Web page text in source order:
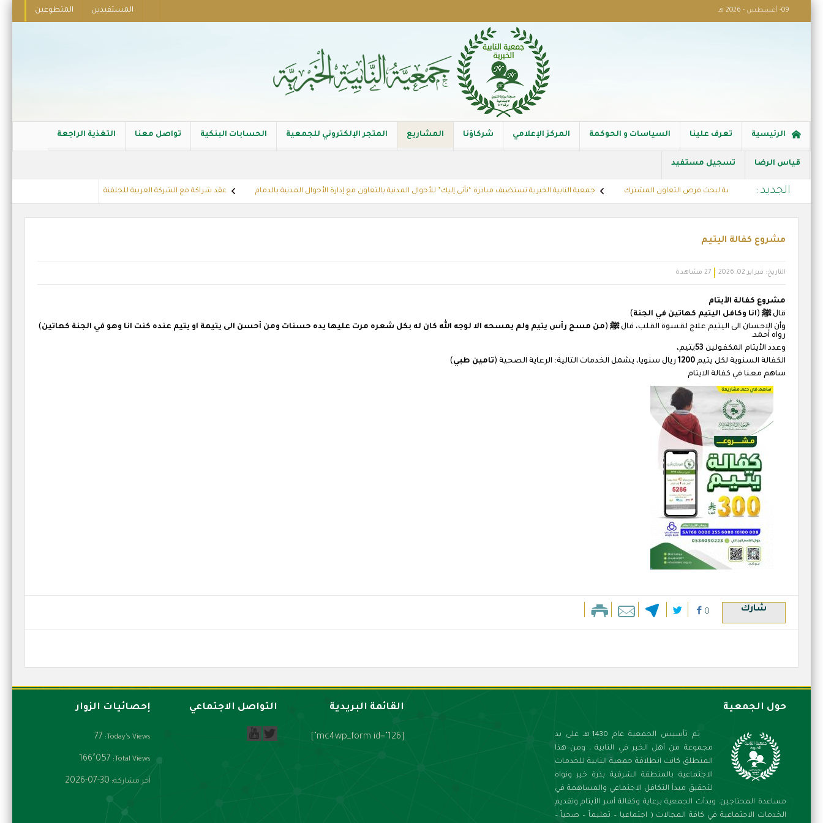
09- أغسطس - 2026 هـ المستفيدين المتطوعين
الرئيسية تعرف علينا السياسات و الحوكمة المركز الإعلامي شركاؤنا المشاريع المتجر الإلكتروني للجمعية الحسابات البنكية تواصل معنا التغذية الراجعة
قياس الرضا تسجيل مستفيد
الجديد :
التنفيذي لشركة اليمامة لبحث فرص التعاون المشترك جمعية النابية الخيرية تستضيف مبادرة “نأتي إليك” للأحوال المدنية بالتعاون مع إدارة الأحوال المدنية بالدمام عقد شراكة مع الشركة العربية للجلفنة
مشروع كفالة اليتيم
التاريخ: فبراير 02, 2026 27 مشاهدة
مشروع كفالة الأيتام
قالﷺ (انا وكافل اليتيم كهاتين في الجنة)
وأن الاحسان الى اليتيم علاج لقسوة القلب، قالﷺ (من مسح رأس يتيم ولم يمسحه الا لوجه الله كان له بكل شعره مرت عليها يده حسنات ومن أحسن الى يتيمة او يتيم عنده كنت انا وهو في الجنة كهاتين)
رواه أحمد.
وعدد الأيتام المكفولين 53يتيم،
الكفالة السنوية لكل يتيم1200 ريال سنويا، يشمل الخدمات التالية: الرعاية الصحية (تامين طبي)
ساهم معنا في كفالة الايتام
شارك 0
حول الجمعية
تم تأسيس الجمعية عام 1430 هـ على يد
مجموعة من أهل الخير في النابية ، ومن هذا
المنطلق كانت انطلاقة جمعية النابية للخدمات
الاجتماعية بالمنطقة الشرقية بذرة خير ونواه
لتحقيق مبدأ التكافل الاجتماعي والمساهمة في
مساعدة المحتاجين. وبدأت الجمعية برعاية وكفالة أسر الأيتام وتقديم
الخدمات الاجتماعية في كافة المجالات ( اجتماعيا – تعليماً – صحياً –
القائمة البريدية التواصل الاجتماعي إحصائيات الزوار
Today's Views:
77
Total Views: 166٬057
آخر مشاركة: 2026-07-30